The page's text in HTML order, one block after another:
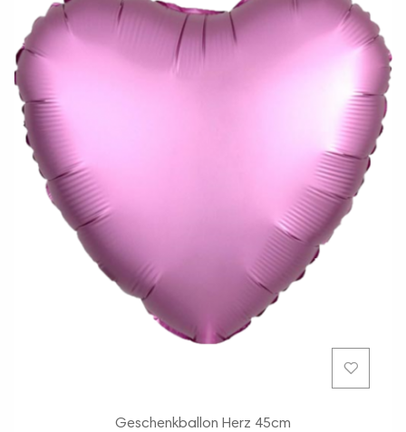
Geschenkballon Herz 45cm